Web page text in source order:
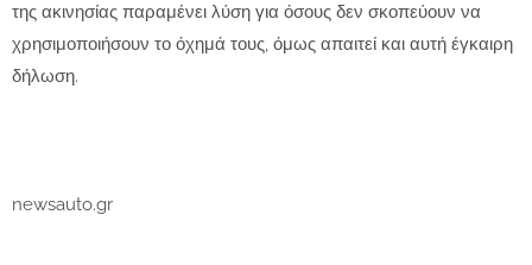
της ακινησίας παραμένει λύση για όσους δεν σκοπεύουν να
χρησιμοποιήσουν το όχημά τους, όμως απαιτεί και αυτή έγκαιρη
δήλωση.
newsauto.gr